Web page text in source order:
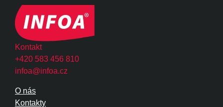
Kontakt
+420 583 456 810
infoa@infoa.cz
O nás
Kontakty